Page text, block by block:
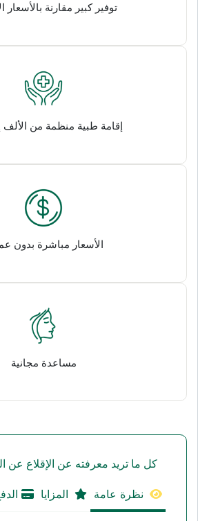
توفير كبير مقارنة بالأسعار
إقامة طبية منظمة من الألف
الأسعار مباشرة بدون
مساعدة مجانية
كل ما تريد معرفته عن الإقلاع عن
نظرة عامة المزايا